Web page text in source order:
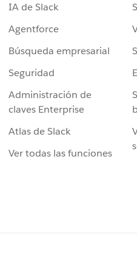
IA de Slack
Agentforce
Búsqueda empresarial
Seguridad
Administración de
claves Enterprise
Atlas de Slack
Ver todas las funciones